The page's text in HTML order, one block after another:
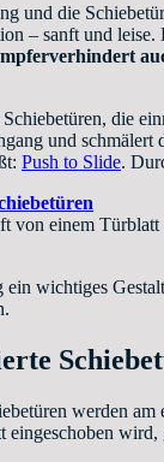
und die
– sanft und
die
und
Push to Slide.
von einem
wichtiges
werden
eingeschoben